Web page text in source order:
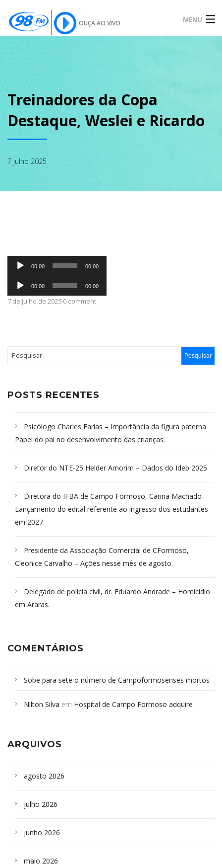
OUÇA AO VIVO MENU
SOBRE
PODCAST
CONTATO
Treinadores da Copa
Destaque, Weslei e Ricardo
7 julho 2025
Tocador
áudio
00:00 00:00
Tocador
áudio
00:00 00:00
7 de julho de 2025 0 comment
POSTS RECENTES
Psicólogo Charles Farias – Importância da figura paterna
Papel do pai no desenvolvimento das crianças.
Diretor do NTE-25 Helder Amorim – Dados do Ideb 2025
Diretora do IFBA de Campo Formoso, Carina Machado-
Lançamento do edital referente ao ingresso dos estudantes
em 2027.
Presidente da Associação Comercial de CFormoso,
Cleonice Carvalho – Ações nesse mês de agosto.
Delegado de polícia civil, dr. Eduardo Andrade – Homicídio
em Araras.
COMENTÁRIOS
Sobe para sete o número de Campoformosenses mortos
Campoformosenses que morreram em desabamentos são
Nilton Silva em Hospital de Campo Formoso adquire
ARQUIVOS
agosto 2026
julho 2026
junho 2026
maio 2026